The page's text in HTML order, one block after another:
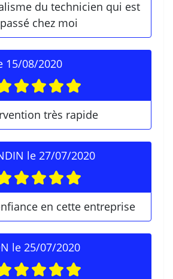
du technicien qui est
passé chez moi
15/08/2020
très rapide
le 27/07/2020
en cette entreprise
le 25/07/2020